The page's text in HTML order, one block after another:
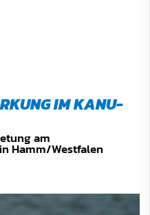
IM KANU-
am
Hamm/Westfalen